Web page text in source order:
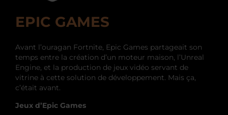
EPIC GAMES
Avant l’ouragan Fortnite, Epic Games partageait son
temps entre la création d’un moteur maison, l’Unreal
Engine, et la production de jeux vidéo servant de
vitrine à cette solution de développement. Mais ça,
c’était avant.
Jeux d’Epic Games